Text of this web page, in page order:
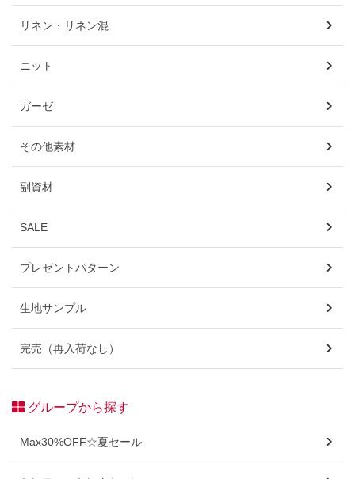
リネン・リネン混
ニット
ガーゼ
その他素材
副資材
SALE
プレゼントパターン
生地サンプル
完売（再入荷なし）
グループから探す
Max30%OFF☆夏セール